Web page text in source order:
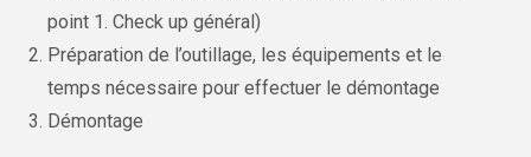
point 1. Check up général)
Préparation de l’outillage, les équipements et le
temps nécessaire pour effectuer le démontage
Démontage